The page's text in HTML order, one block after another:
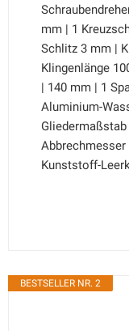
mm | 1
Schlitz 3 mm |
Klingenlänge
| 140 mm | 1
Aluminium-
Kunststoff-
BESTSELLER NR. 2